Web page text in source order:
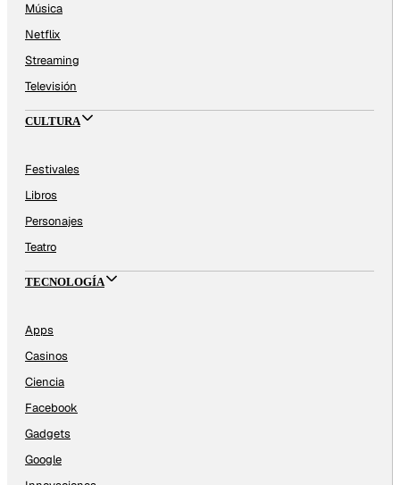
Música
Netflix
Streaming
Televisión
CULTURA
Festivales
Libros
Personajes
Teatro
TECNOLOGÍA
Apps
Casinos
Ciencia
Facebook
Gadgets
Google